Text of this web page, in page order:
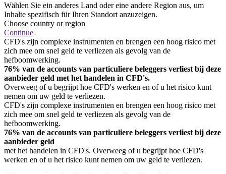
Wählen Sie ein anderes Land oder eine andere Region aus, um
Inhalte spezifisch für Ihren Standort anzuzeigen.
Choose country or region
Continue
CFD's zijn complexe instrumenten en brengen een hoog risico met
zich mee om snel geld te verliezen als gevolg van de
hefboomwerking.
76% van de accounts van particuliere beleggers verliest bij deze
aanbieder geld met het handelen in CFD's.
Overweeg of u begrijpt hoe CFD's werken en of u het risico kunt
nemen om uw geld te verliezen.
CFD's zijn complexe instrumenten en brengen een hoog risico met
zich mee om snel geld te verliezen als gevolg van de
hefboomwerking.
76% van de accounts van particuliere beleggers verliest bij deze
aanbieder geld
met het handelen in CFD's. Overweeg of u begrijpt hoe CFD's
werken en of u het risico kunt nemen om uw geld te verliezen.